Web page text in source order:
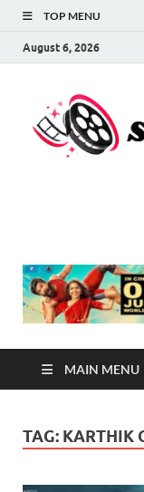
TOP MENU
August 6, 2026
MAIN MENU
TAG: KARTHIK